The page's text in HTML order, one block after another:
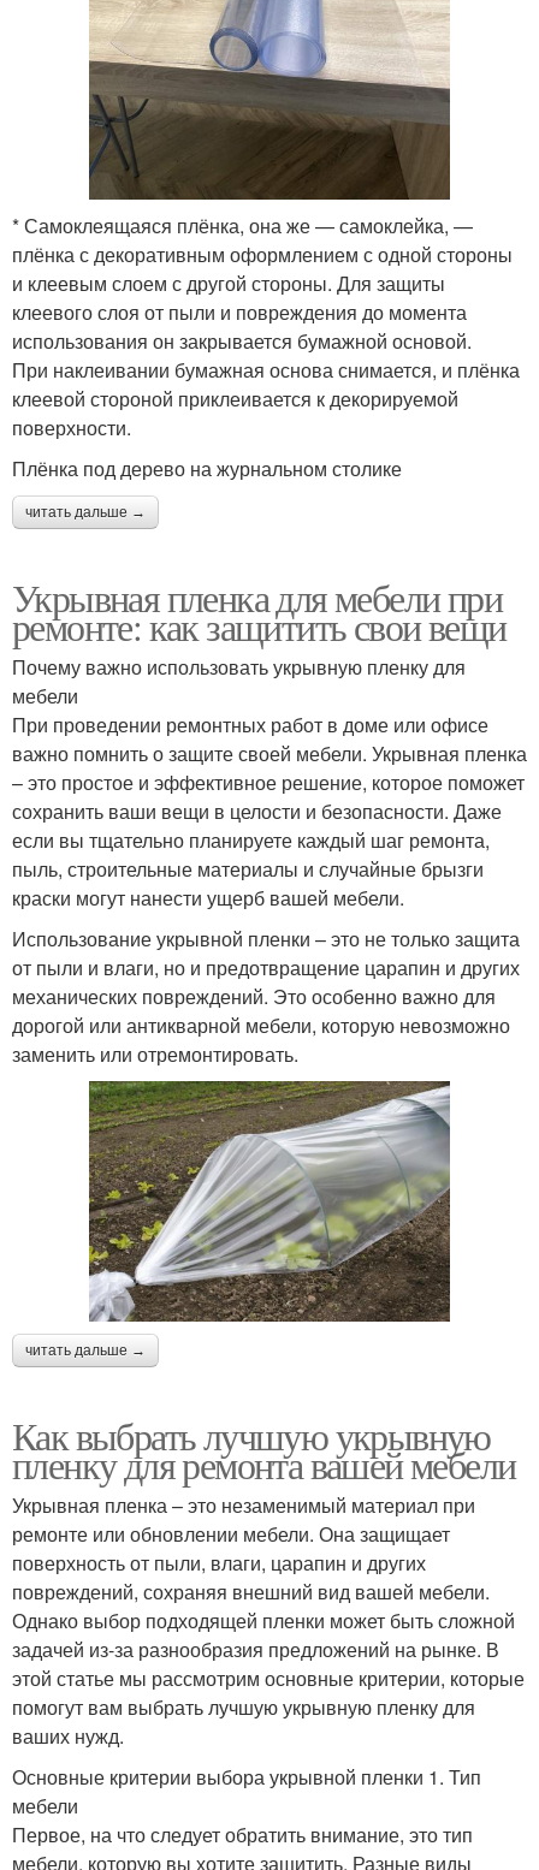
* Самоклеящаяся плёнка, она же — самоклейка, —
плёнка с декоративным оформлением с одной стороны
и клеевым слоем с другой стороны. Для защиты
клеевого слоя от пыли и повреждения до момента
использования он закрывается бумажной основой.
При наклеивании бумажная основа снимается, и плёнка
клеевой стороной приклеивается к декорируемой
поверхности.
Плёнка под дерево на журнальном столике
читать дальше →
Укрывная пленка для мебели при
ремонте: как защитить свои вещи
Почему важно использовать укрывную пленку для
мебели
При проведении ремонтных работ в доме или офисе
важно помнить о защите своей мебели. Укрывная пленка
– это простое и эффективное решение, которое поможет
сохранить ваши вещи в целости и безопасности. Даже
если вы тщательно планируете каждый шаг ремонта,
пыль, строительные материалы и случайные брызги
краски могут нанести ущерб вашей мебели.
Использование укрывной пленки – это не только защита
от пыли и влаги, но и предотвращение царапин и других
механических повреждений. Это особенно важно для
дорогой или антикварной мебели, которую невозможно
заменить или отремонтировать.
читать дальше →
Как выбрать лучшую укрывную
пленку для ремонта вашей мебели
Укрывная пленка – это незаменимый материал при
ремонте или обновлении мебели. Она защищает
поверхность от пыли, влаги, царапин и других
повреждений, сохраняя внешний вид вашей мебели.
Однако выбор подходящей пленки может быть сложной
задачей из-за разнообразия предложений на рынке. В
этой статье мы рассмотрим основные критерии, которые
помогут вам выбрать лучшую укрывную пленку для
ваших нужд.
Основные критерии выбора укрывной пленки 1. Тип
мебели
Первое, на что следует обратить внимание, это тип
мебели, которую вы хотите защитить. Разные виды